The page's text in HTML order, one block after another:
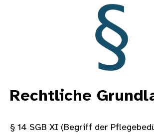
Rechtliche
§ 14 SGB XI (Begriff der